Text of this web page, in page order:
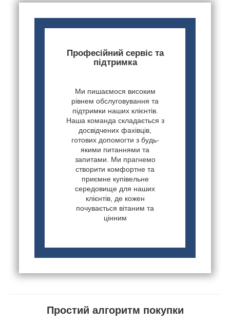
Професійний сервіс та
підтримка
Ми пишаємося високим
рівнем обслуговування та
підтримки наших клієнтів.
Наша команда складається з
досвідчених фахівців,
готових допомогти з будь-
якими питаннями та
запитами. Ми прагнемо
створити комфортне та
приємне купівельне
середовище для наших
клієнтів, де кожен
почувається вітаним та
цінним
Простий алгоритм покупки